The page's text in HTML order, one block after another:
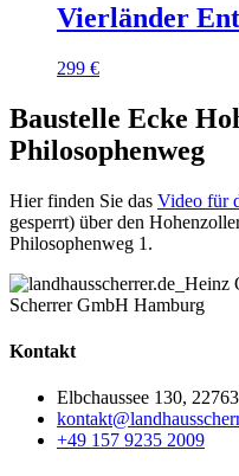
Vierländer
299 €
Baustelle Ecke
Philosophenweg
Hier finden Sie das Video für
gesperrt) über den
Philosophenweg 1.
Kontakt
Elbchaussee 130,
+49 157 9235 2009